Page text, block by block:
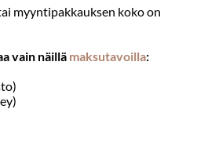
myyntipakkauksen koko on
vain näillä maksutavoilla: